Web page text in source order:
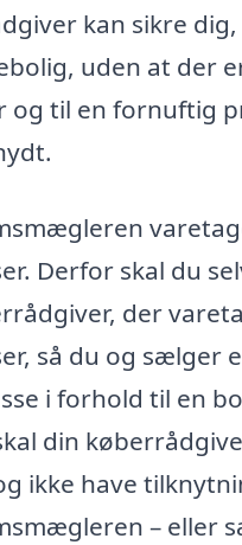
kan sikre
uden at der
og til en fornuftig
Derfor skal du
der
så du og sælger
i forhold til en
din
ikke have
– eller